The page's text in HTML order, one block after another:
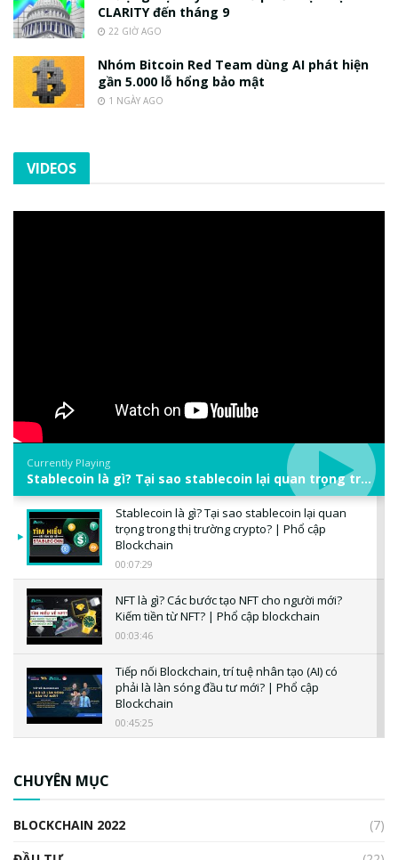
CLARITY đến tháng 9
22 GIỜ AGO
Nhóm Bitcoin Red Team dùng AI phát hiện
gần 5.000 lỗ hổng bảo mật
1 NGÀY AGO
VIDEOS
Currently Playing
Stablecoin là gì? Tại sao stablecoin lại quan trọng trong thị trường crypto? | Phổ cập Blockchain
Stablecoin là gì? Tại sao stablecoin lại quan
trọng trong thị trường crypto? | Phổ cập
Blockchain
00:07:29
NFT là gì? Các bước tạo NFT cho người mới?
Kiếm tiền từ NFT? | Phổ cập blockchain
00:03:46
Tiếp nối Blockchain, trí tuệ nhân tạo (AI) có
phải là làn sóng đầu tư mới? | Phổ cập
Blockchain
00:45:25
CHUYÊN MỤC
BLOCKCHAIN 2022
(7)